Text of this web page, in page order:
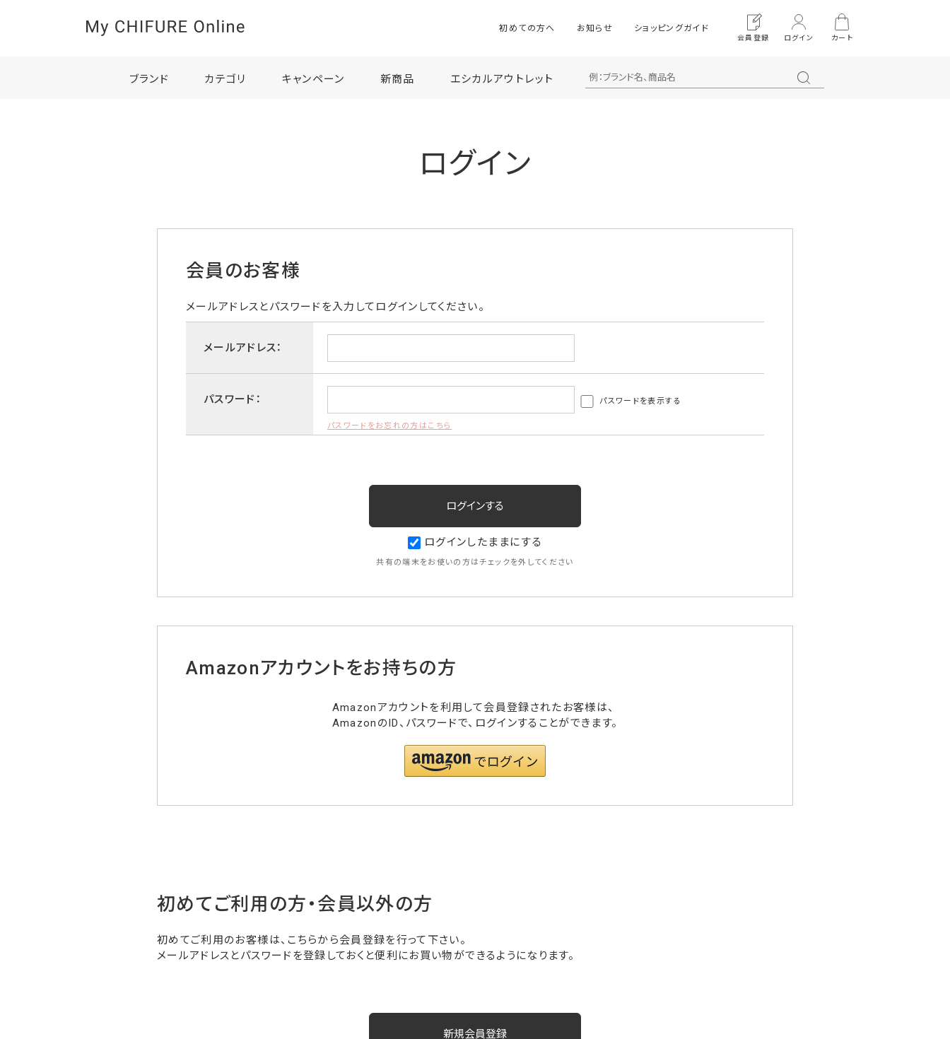
初めての方へ お知らせ ショッピングガイド
会員登録 ログイン カート
ブランド カテゴリ キャンペーン 新商品 エシカルアウトレット
ログイン
会員のお客様
メールアドレスとパスワードを入力してログインしてください。
メールアドレス：
パスワード： パスワードを表示する
パスワードをお忘れの方はこちら
ログインしたままにする
共有の端末をお使いの方はチェックを外してください
Amazonアカウントをお持ちの方
Amazonアカウントを利用して会員登録されたお客様は、
AmazonのID、パスワードで、ログインすることができます。
初めてご利用の方・会員以外の方
初めてご利用のお客様は、こちらから会員登録を行って下さい。
メールアドレスとパスワードを登録しておくと便利にお買い物ができるようになります。